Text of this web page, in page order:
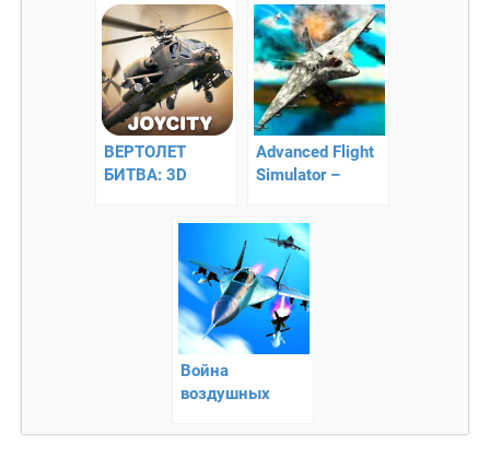
ВЕРТОЛЕТ
БИТВА: 3D
отважным
Advanced Flight
Simulator –
Война
воздушных